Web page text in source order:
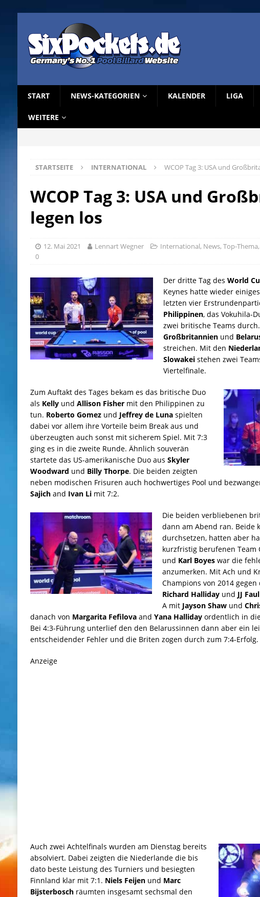
START NEWS-KATEGORIEN KALENDER LIGA
WEITERE
STARTSEITE INTERNATIONAL WCOP Tag 3: USA und
WCOP Tag 3: USA und
legen los
12. Mai 2021 Lennart Wegner International, News, Top-Thema,
0
Der dritte Tag des World
Keynes hatte wieder
letzten vier
Philippinen, das Vokuhila-
zwei britische Teams
Großbritannienund
streichen. Mit den
Slowakeistehen zwei
Viertelfinale.
Zum Auftakt des Tages bekam es das britische Duo
als Kellyund Allison Fishermit den Philippinen zu
tun. Roberto Gomezund Jeffrey de Lunaspielten
dabei vor allem ihre Vorteile beim Break aus und
überzeugten auch sonst mit sicherem Spiel. Mit 7:3
ging es in die zweite Runde. Ähnlich souverän
startete das US-amerikanische Duo aus Skyler
Woodward und Billy Thorpe. Die beiden zeigten
neben modischen Frisuren auch hochwertiges Pool und
Sajichand Ivan Limit 7:2.
Die beiden verbliebenen
dann am Abend ran. Beide
durchsetzen, hatten aber
kurzfristig berufenen Team
und Karl Boyeswar die
anzumerken. Mit Ach und
Champions von 2014
Richard Hallidayund JJ Faul
A mit Jayson Shawund
danach von Margarita Fefilovaand Yana Halliday ordentlich in
Bei 4:3-Führung unterlief den den Belarussinnen dann aber ein
entscheidender Fehler und die Briten zogen durch zum 7:4-Erfolg.
Anzeige
Auch zwei Achtelfinals wurden am Dienstag bereits
absolviert. Dabei zeigten die Niederlande die bis
dato beste Leistung des Turniers und besiegten
Finnland klar mit 7:1. Niels Feijenund Marc
Bijsterboschräumten insgesamt sechsmal den